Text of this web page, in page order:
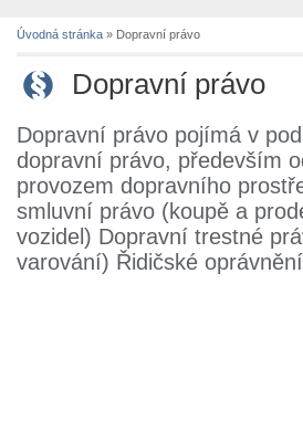
Úvodná stránka » Dopravní právo
Dopravní právo
Dopravní právo pojímá v
dopravní právo, především
provozem dopravního
smluvní právo (koupě a
vozidel) Dopravní trestné
varování) Řidičské oprávnění